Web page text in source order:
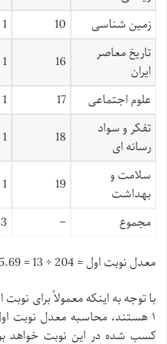
زمین شناسی
10
1
تاریخ معاصر
ایران
16
1
علوم اجتماعی 17
1
تفکر و سواد
رسانه ای
18
1
سلامت و
بهداشت
19
1
مجموع –
معدل نوبت اول = 204 ÷ 13 = 15.69
با توجه به اینکه معمولاً برای
۱ هستند، محاسبه معدل نوبت
کسب شده در این نوبت خواهد